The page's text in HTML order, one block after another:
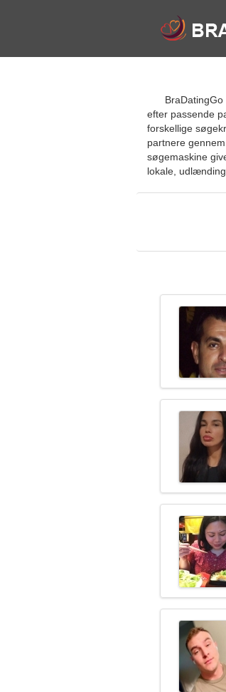
efter passende
forskellige
partnere
søgemaskine
lokale,